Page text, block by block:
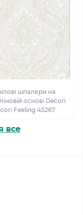
шпалери на
основі Decori
Feeling 45267
все